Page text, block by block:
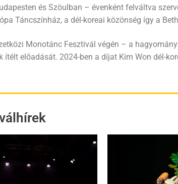
és Szöulban – évenként felváltva
Táncszínház, a dél-koreai közönség így a
Monotánc Fesztivál végén – a
ítélt előadását. 2024-ben a díjat Kim Won dél-